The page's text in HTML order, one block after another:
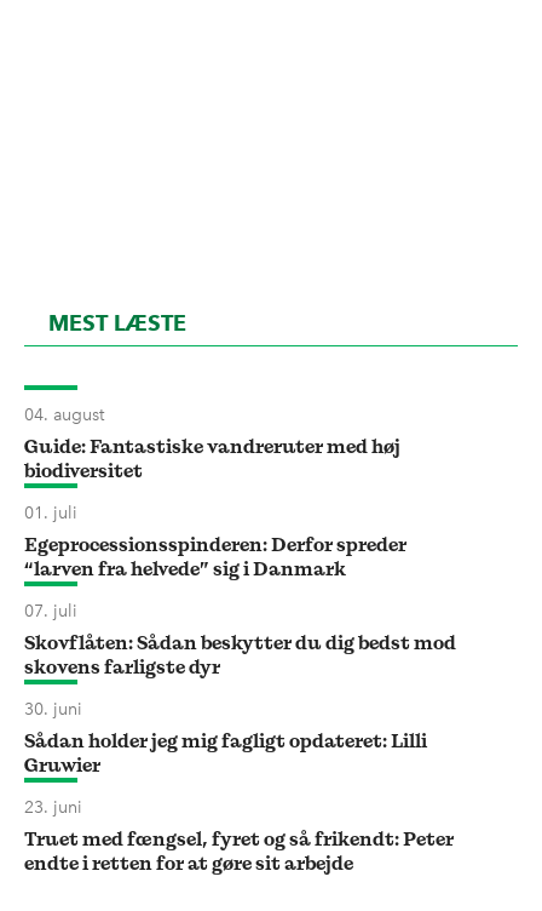
MEST LÆSTE
04. august
Guide: Fantastiske vandreruter med høj
biodiversitet
01. juli
Egeprocessionsspinderen: Derfor spreder
“larven fra helvede” sig i Danmark
07. juli
Skovflåten: Sådan beskytter du dig bedst mod
skovens farligste dyr
30. juni
Sådan holder jeg mig fagligt opdateret: Lilli
Gruwier
23. juni
Truet med fængsel, fyret og så frikendt: Peter
endte i retten for at gøre sit arbejde